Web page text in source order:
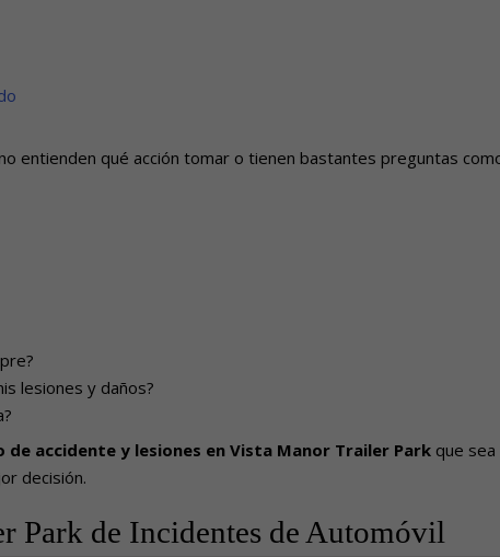
entienden qué acción tomar o tienen bastantes preguntas
lesiones y daños?
de accidente y lesiones en Vista Manor Trailer Park que sea
decisión.
Park de Incidentes de Automóvil